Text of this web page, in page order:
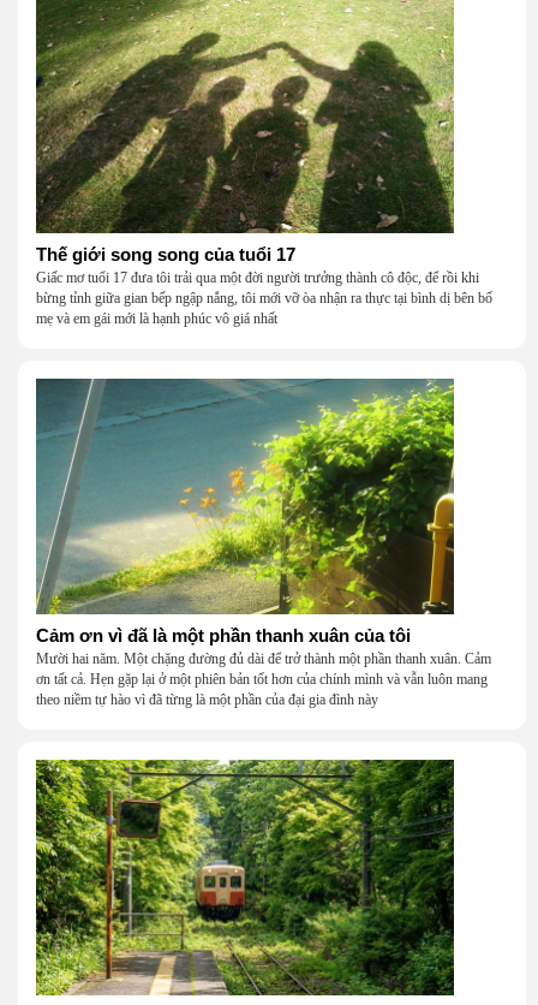
Thế giới song song của tuổi 17
Giấc mơ tuổi 17 đưa tôi trải qua một đời người trưởng thành cô độc, để rồi khi
bừng tỉnh giữa gian bếp ngập nắng, tôi mới vỡ òa nhận ra thực tại bình dị bên bố
mẹ và em gái mới là hạnh phúc vô giá nhất
Cảm ơn vì đã là một phần thanh xuân của tôi
Mười hai năm. Một chặng đường đủ dài để trở thành một phần thanh xuân. Cảm
ơn tất cả. Hẹn gặp lại ở một phiên bản tốt hơn của chính mình và vẫn luôn mang
theo niềm tự hào vì đã từng là một phần của đại gia đình này